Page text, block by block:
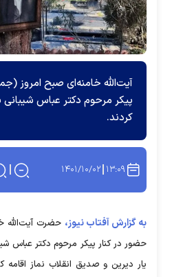
آیت‌الله خامنه‌ای صبح امروز
پیکر مرحوم دکتر عباس شیبانی
کردند.
۱۳:۰۹ ۱۴۰۱/۱۰/۰۲
به گزارش آفتاب نیوز، حضرت آیت‌الله
حضور در کنار پیکر مرحوم دکتر عباس
یار دیرین و صدیق انقلاب نماز